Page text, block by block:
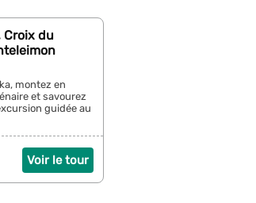
Croix du
montez en
et savourez
guidée au
Voir le tour